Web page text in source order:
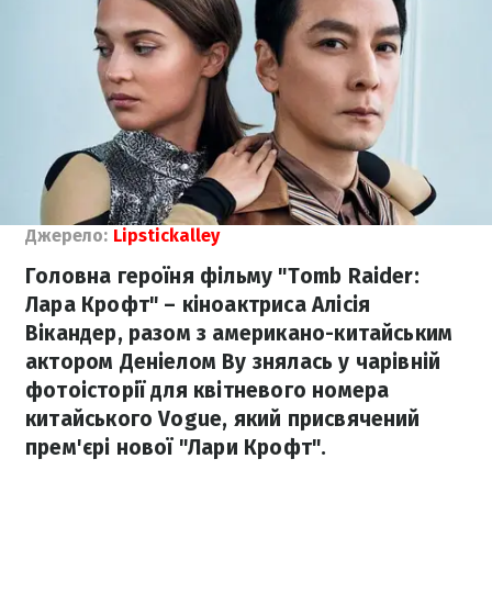
Джерело: Lipstickalley
Головна героїня фільму "Tomb Raider:
Лара Крофт" – кіноактриса Алісія
Вікандер, разом з американо-китайським
актором Деніелом Ву знялась у чарівній
фотоісторії для квітневого номера
китайського Vogue, який присвячений
прем'єрі нової "Лари Крофт".